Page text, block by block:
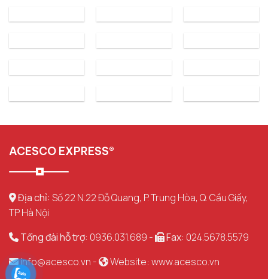
ACESCO EXPRESS®
Địa chỉ: Số 22 N.22 Đỗ Quang, P. Trung Hòa, Q. Cầu Giấy,
TP Hà Nội
Tổng đài hỗ trợ: 0936.031.689 - Fax: 024.5678.5579
info@acesco.vn -
Website: www.acesco.vn